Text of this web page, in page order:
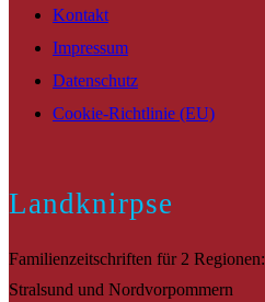
Kontakt
Impressum
Datenschutz
Cookie-Richtlinie (EU)
Landknirpse
Familienzeitschriften für 2 Regionen:
Stralsund und Nordvorpommern